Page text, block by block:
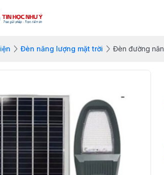
Đèn năng lượng mặt trời Đèn đường